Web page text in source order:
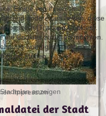
anzeigen
der Stadt
Einige von ihnen sind
andere uns helfen, diese
(Tracking Cookies).
die Cookies zulassen möchten.
womöglich nicht mehr
stehen.
Impressum